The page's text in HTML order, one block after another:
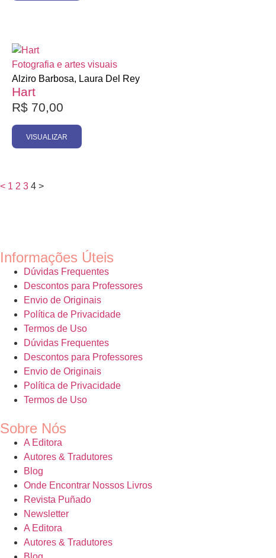
Fotografia e artes visuais
Alziro Barbosa, Laura Del Rey
Hart
R$ 70,00
VISUALIZAR
< 1 2 3 4 >
Informações Úteis
Dúvidas Frequentes
Descontos para Professores
Envio de Originais
Política de Privacidade
Termos de Uso
Dúvidas Frequentes
Descontos para Professores
Envio de Originais
Política de Privacidade
Termos de Uso
Sobre Nós
A Editora
Autores & Tradutores
Blog
Onde Encontrar Nossos Livros
Revista Puñado
Newsletter
A Editora
Autores & Tradutores